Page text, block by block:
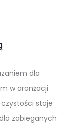
dla
w aranżacji
staje
zabieganych